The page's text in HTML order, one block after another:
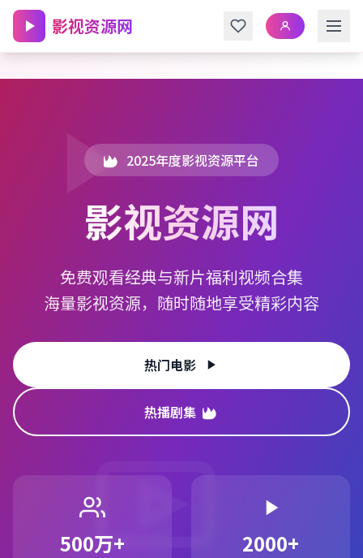
跳转到主内容
影视资源网
2025年度影视资源平台
影视资源网
免费观看经典与新片福利视频合集
海量影视资源，随时随地享受精彩内容
热门电影
热播剧集
500万+ 2000+